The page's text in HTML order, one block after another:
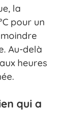
la
pour un
Au-delà
heures
qui a